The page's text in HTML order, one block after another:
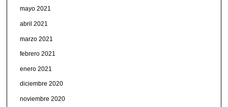
mayo 2021
abril 2021
marzo 2021
febrero 2021
enero 2021
diciembre 2020
noviembre 2020